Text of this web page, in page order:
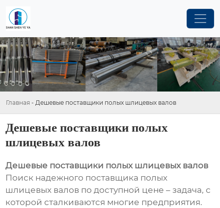
Главная - Дешевые поставщики полых шлицевых валов
Дешевые поставщики полых
шлицевых валов
Дешевые поставщики полых шлицевых валов
Поиск надежного поставщика полых
шлицевых валов по доступной цене – задача, с
которой сталкиваются многие предприятия.